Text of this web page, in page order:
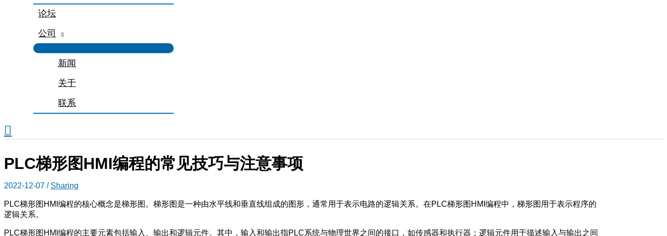
论坛
公司
新闻
关于
联系
搜
PLC梯形图HMI编程的常见技巧与注意事项
2022-12-07 / Sharing
PLC梯形图HMI编程的核心概念是梯形图。梯形图是一种由水平线和垂直线组成的图形，通常用于表示电路的逻辑关系。在PLC梯形图HMI编程中，梯形图用于表示程序的
逻辑关系。
PLC梯形图HMI编程的主要元素包括输入、输出和逻辑元件。其中，输入和输出指PLC系统与物理世界之间的接口，如传感器和执行器；逻辑元件用于描述输入与输出之间